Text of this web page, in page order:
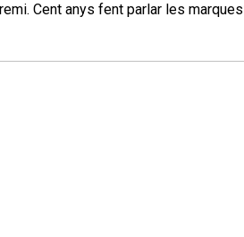
Cent anys fent parlar les